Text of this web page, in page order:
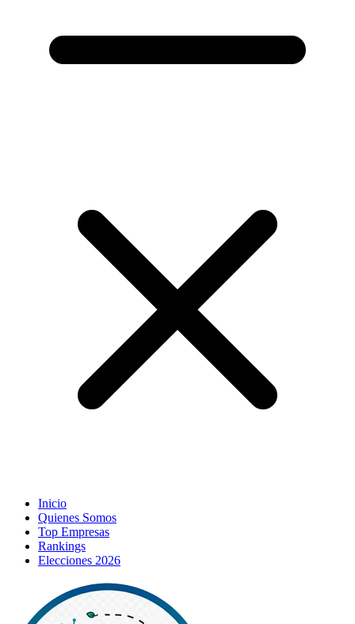
Inicio
Quienes Somos
Top Empresas
Rankings
Elecciones 2026